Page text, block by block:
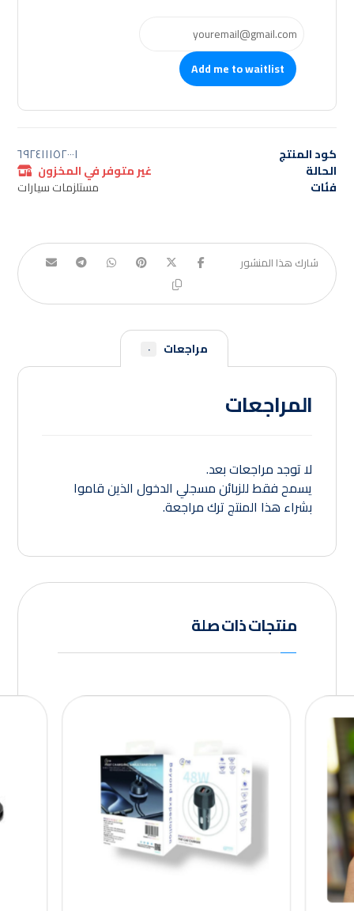
Add me to waitlist
كود المنتج ٦٩٢٤١١١٥٢٠٠٠١
الحالة غير متوفر في المخزون
فئات مستلزمات سيارات
مراجعات ٠
المراجعات
لا توجد مراجعات بعد.
يسمح فقط للزبائن مسجلي الدخول الذين قاموا
بشراء هذا المنتج ترك مراجعة.
منتجات ذات صلة